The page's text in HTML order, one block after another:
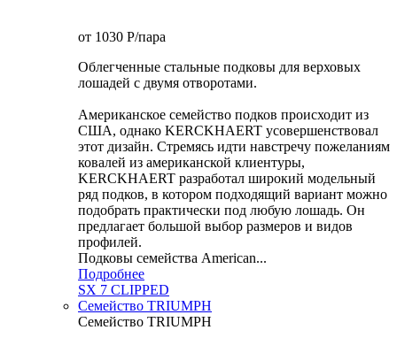
от 1030 P/пара
Облегченные стальные подковы для верховых
лошадей с двумя отворотами.
Американское семейство подков происходит из
США, однако KERCKHAERT усовершенствовал
этот дизайн. Стремясь идти навстречу пожеланиям
ковалей из американской клиентуры,
KERCKHAERT разработал широкий модельный
ряд подков, в котором подходящий вариант можно
подобрать практически под любую лошадь. Он
предлагает большой выбор размеров и видов
профилей.
Подковы семейства American...
Подробнее
SX 7 CLIPPED
Семейство TRIUMPH
Семейство TRIUMPH